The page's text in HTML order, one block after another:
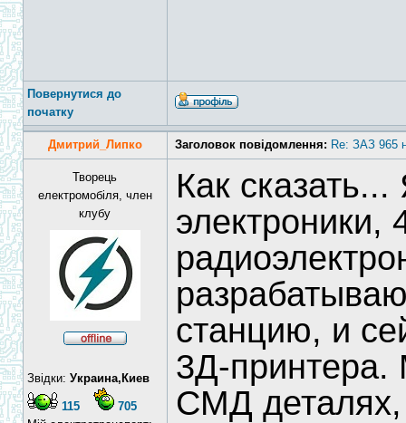
Повернутися до
початку
Дмитрий_Липко Заголовок повідомлення: Re: ЗАЗ 965
Творець
електромобіля, член
клубу
Звідки: Украина,Киев
115
705
Как
электроники,
станцию, и
3Д-принтера.
СМД